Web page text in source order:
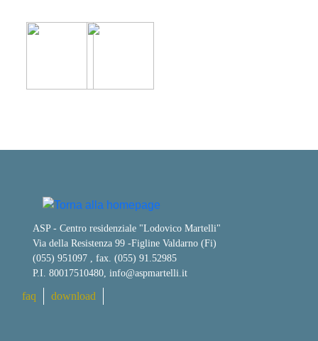
ASP - Centro residenziale "Lodovico Martelli"
Via della Resistenza 99 -Figline Valdarno (Fi)
(055) 951097 , fax. (055) 91.52985
P.I. 80017510480, info@aspmartelli.it
faq download